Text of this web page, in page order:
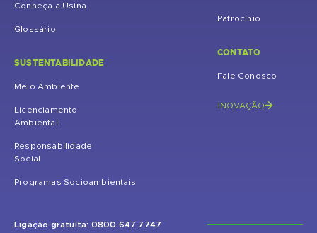
Conheça a Usina
Glossário
SUSTENTABILIDADE
Meio Ambiente
Licenciamento
Ambiental
Responsabilidade
Social
Programas Socioambientais
Patrocínio
CONTATO
Fale Conosco
INOVAÇÃO
Ligação gratuita: 0800 647 7747